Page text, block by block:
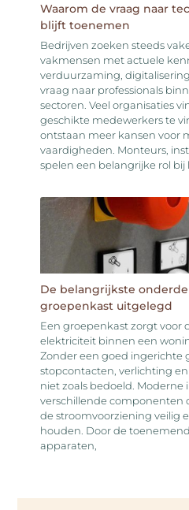
Waarom de vraag naar
blijft toenemen
Bedrijven zoeken steeds
vakmensen met actuele
verduurzaming,
vraag naar professionals
sectoren. Veel organisaties
geschikte medewerkers te
ontstaan meer kansen voor
vaardigheden. Monteurs,
spelen een belangrijke rol bij
De belangrijkste
groepenkast uitgelegd
Een groepenkast zorgt voor
elektriciteit binnen een
Zonder een goed ingerichte
stopcontacten, verlichting
niet zoals bedoeld. Moderne
verschillende componenten
de stroomvoorziening veilig
houden. Door de
apparaten,